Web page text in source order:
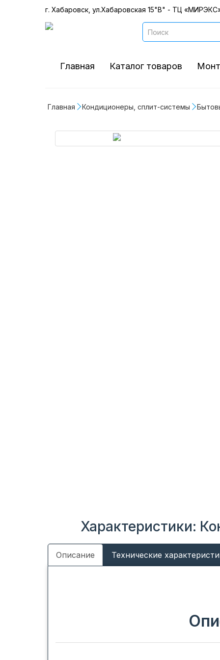
г. Хабаровск, ул.Хабаровская 15"В" - ТЦ
Главная Каталог товаров
Главная Кондиционеры, сплит-системы
Характеристики:
Описание Технические